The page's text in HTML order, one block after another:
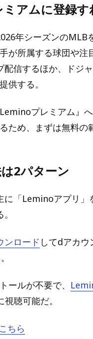
アムに登録す
年シーズンのMLB
が所属する球団や注
信するほか、ドジ
供する。
プレミアム』
ため、まずは無料の
2パターン
「Leminoアプリ」
ンロード してdアカ
ールが不要で、
聴可能だ。
ちら